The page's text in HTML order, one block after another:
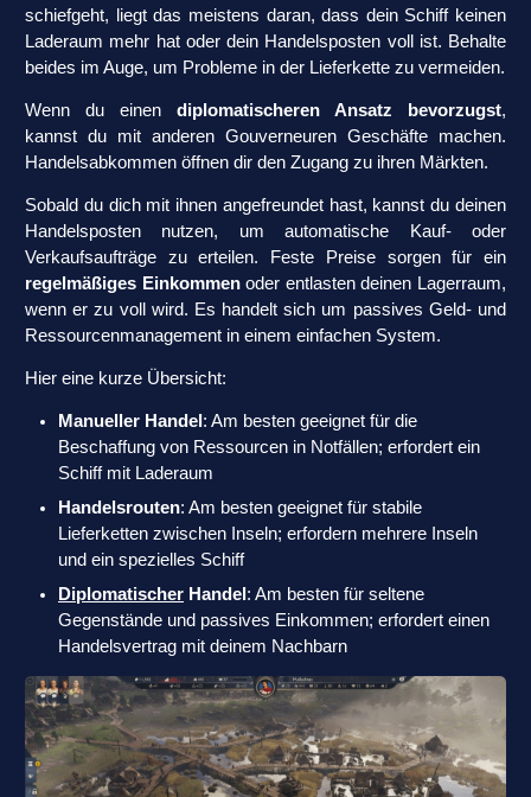
schiefgeht, liegt das meistens daran, dass dein Schiff keinen
Laderaum mehr hat oder dein Handelsposten voll ist. Behalte
beides im Auge, um Probleme in der Lieferkette zu vermeiden.
Wenn du einen diplomatischeren Ansatz bevorzugst,
kannst du mit anderen Gouverneuren Geschäfte machen.
Handelsabkommen öffnen dir den Zugang zu ihren Märkten.
Sobald du dich mit ihnen angefreundet hast, kannst du deinen
Handelsposten nutzen, um automatische Kauf- oder
Verkaufsaufträge zu erteilen. Feste Preise sorgen für ein
regelmäßiges Einkommenoder entlasten deinen Lagerraum,
wenn er zu voll wird. Es handelt sich um passives Geld- und
Ressourcenmanagement in einem einfachen System.
Hier eine kurze Übersicht:
Manueller Handel : Am besten geeignet für die
Beschaffung von Ressourcen in Notfällen; erfordert ein
Schiff mit Laderaum
Handelsrouten: Am besten geeignet für stabile
Lieferketten zwischen Inseln; erfordern mehrere Inseln
und ein spezielles Schiff
Diplomatischer Handel : Am besten für seltene
Gegenstände und passives Einkommen; erfordert einen
Handelsvertrag mit deinem Nachbarn